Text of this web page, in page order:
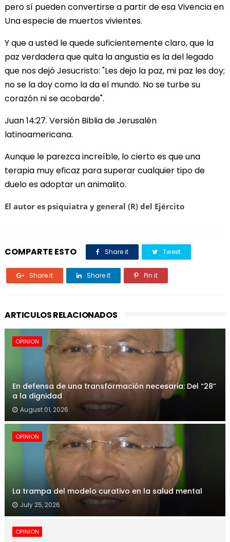
pero sí pueden convertirse a partir de esa Vivencia en
Una especie de muertos vivientes.
Y que a usted le quede suficientemente claro, que la
paz verdadera que quita la angustia es la del legado
que nos dejó Jesucristo: "Les dejo la paz, mi paz les doy;
no se la doy como la da el mundo. No se turbe su
corazón ni se acobarde".
Juan 14:27. Versión Biblia de Jerusalén
latinoamericana.
Aunque le parezca increíble, lo cierto es que una
terapia muy eficaz para superar cualquier tipo de
duelo es adoptar un animalito.
El autor es psiquiatra y general (R) del Ejército
COMPARTE ESTO Share it Tweet
Share it Share it Pin it
ARTICULOS RELACIONADOS
OPINION
En defensa de una transformación necesaria: Del “28”
a la dignidad
August 01, 2026
OPINION
La trampa del modelo curativo en la salud mental
July 25, 2026
OPINION